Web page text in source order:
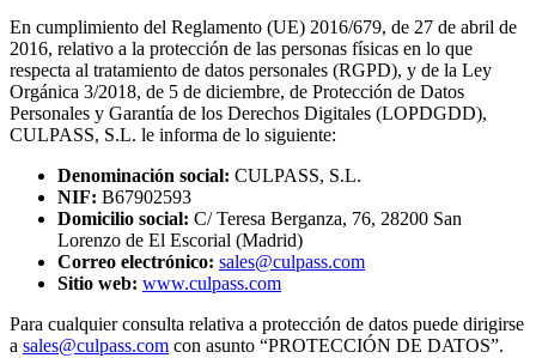
En cumplimiento del Reglamento (UE) 2016/679, de 27 de abril de
2016, relativo a la protección de las personas físicas en lo que
respecta al tratamiento de datos personales (RGPD), y de la Ley
Orgánica 3/2018, de 5 de diciembre, de Protección de Datos
Personales y Garantía de los Derechos Digitales (LOPDGDD),
CULPASS, S.L. le informa de lo siguiente:
Denominación social: CULPASS, S.L.
NIF: B67902593
Domicilio social: C/ Teresa Berganza, 76, 28200 San
Lorenzo de El Escorial (Madrid)
Correo electrónico: sales@culpass.com
Sitio web: www.culpass.com
Para cualquier consulta relativa a protección de datos puede dirigirse
a sales@culpass.com con asunto “PROTECCIÓN DE DATOS”.